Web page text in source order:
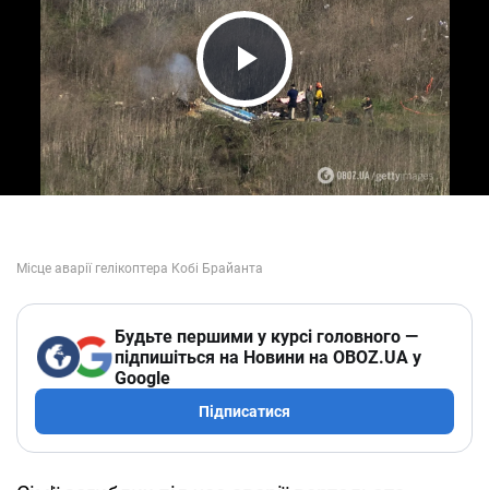
Play Video
Будьте першими у курсі головного —
підпишіться на Новини на OBOZ.UA у
Google
Підписатися